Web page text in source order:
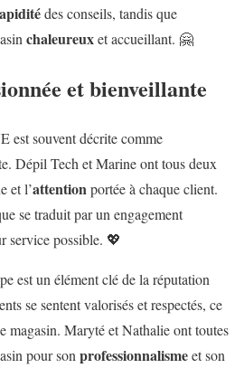
des conseils, tandis que
chaleureuxet accueillant. 🤗
et bienveillante
est souvent décrite comme
Dépil Tech et Marine ont tous deux
et l’attentionportée à chaque client.
se traduit par un engagement
service possible. 💖
est un élément clé de la réputation
se sentent valorisés et respectés, ce
magasin. Maryté et Nathalie ont toutes
pour son professionnalismeet son